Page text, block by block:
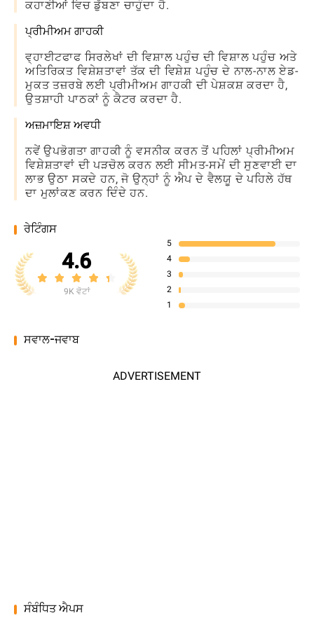
ਕਹਾਣੀਆਂ ਵਿਚ ਡੁੱਬਣਾ ਚਾਹੁੰਦਾ ਹੈ.
ਪ੍ਰੀਮੀਅਮ ਗਾਹਕੀ
ਵ੍ਹਾਈਟਫਾਫ ਸਿਰਲੇਖਾਂ ਦੀ ਵਿਸ਼ਾਲ ਪਹੁੰਚ ਦੀ ਵਿਸ਼ਾਲ ਪਹੁੰਚ ਅਤੇ
ਅਤਿਰਿਕਤ ਵਿਸ਼ੇਸ਼ਤਾਵਾਂ ਤੱਕ ਦੀ ਵਿਸ਼ੇਸ਼ ਪਹੁੰਚ ਦੇ ਨਾਲ-ਨਾਲ ਏਡ-
ਮੁਕਤ ਤਜ਼ਰਬੇ ਲਈ ਪ੍ਰੀਮੀਅਮ ਗਾਹਕੀ ਦੀ ਪੇਸ਼ਕਸ਼ ਕਰਦਾ ਹੈ,
ਉਤਸ਼ਾਹੀ ਪਾਠਕਾਂ ਨੂੰ ਕੈਟਰ ਕਰਦਾ ਹੈ.
ਅਜ਼ਮਾਇਸ਼ ਅਵਧੀ
ਨਵੇਂ ਉਪਭੋਗਤਾ ਗਾਹਕੀ ਨੂੰ ਵਸਨੀਕ ਕਰਨ ਤੋਂ ਪਹਿਲਾਂ ਪ੍ਰੀਮੀਅਮ
ਵਿਸ਼ੇਸ਼ਤਾਵਾਂ ਦੀ ਪੜਚੋਲ ਕਰਨ ਲਈ ਸੀਮਤ-ਸਮੇਂ ਦੀ ਸੁਣਵਾਈ ਦਾ
ਲਾਭ ਉਠਾ ਸਕਦੇ ਹਨ, ਜੋ ਉਨ੍ਹਾਂ ਨੂੰ ਐਪ ਦੇ ਵੈਲਯੂ ਦੇ ਪਹਿਲੇ ਹੱਥ
ਦਾ ਮੁਲਾਂਕਣ ਕਰਨ ਦਿੰਦੇ ਹਨ.
ਰੇਟਿੰਗਸ
4.6
9K ਵੋਟਾਂ
5
4
3
2
1
ਸਵਾਲ-ਜਵਾਬ
ADVERTISEMENT
ਸੰਬੰਧਿਤ ਐਪਸ